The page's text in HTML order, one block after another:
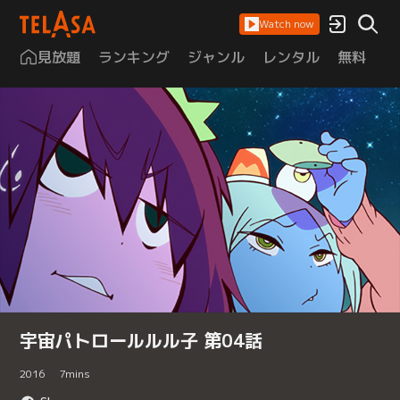
Watch now
見放題 ランキング ジャンル レンタル 無料
宇宙パトロールルル子 第04話
2016 7mins